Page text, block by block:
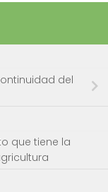
del
que tiene la